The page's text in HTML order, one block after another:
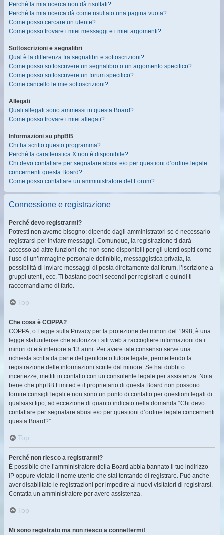
Perché la mia ricerca non dà risultati?
Perché la mia ricerca dà come risultato una pagina vuota?
Come posso cercare un utente?
Come posso trovare i miei messaggi e i miei argomenti?
Sottoscrizioni e segnalibri
Qual è la differenza fra segnalibri e sottoscrizioni?
Come posso sottoscrivere un segnalibro o un argomento specifico?
Come posso sottoscrivere un forum specifico?
Come cancello le mie sottoscrizioni?
Allegati
Quali allegati sono ammessi in questa Board?
Come posso trovare i miei allegati?
Informazioni su phpBB
Chi ha scritto questo programma?
Perché la caratteristica X non è disponibile?
Chi devo contattare per segnalare abusi e/o per questioni d’ordine legale
concernenti questa Board?
Come posso contattare un amministratore del Forum?
Connessione e registrazione
Perché devo registrarmi?
Potresti non averne bisogno: dipende dagli amministratori se è necessario
registrarsi per inviare messaggi. Comunque, la registrazione ti darà
accesso ad altre funzioni che non sono disponibili per gli utenti ospiti come
l’uso di un’immagine personale definibile, messaggistica privata, la
possibilità di inviare messaggi di posta direttamente dal forum, l’iscrizione a
gruppi utenti, ecc. Ti bastano pochi secondi per registrarti e quindi ti
raccomandiamo di farlo.
Top
Che cosa è COPPA?
COPPA, o Legge sulla Privacy per la protezione dei minori del 1998, è una
legge statunitense che autorizza i siti web a raccogliere informazioni da i
minori di età inferiore a 13 anni. Per avere tale consenso serve una
richiesta scritta da parte del genitore o tutore legale, permettendo la
registrazione delle informazioni scritte dal minore. Se hai dubbi o
incertezze, mettiti in contatto con un consulente legale per assistenza. Nota
bene che phpBB Limited e il proprietario di questa Board non possono
fornire consigli legali e non sono un punto di contatto per questioni legali di
qualsiasi tipo, ad eccezione di quanto indicato nella domanda “Chi devo
contattare per segnalare abusi e/o per questioni d’ordine legale concernenti
questa Board?”.
Top
Perché non riesco a registrarmi?
È possibile che l’amministratore della Board abbia bannato il tuo indirizzo
IP oppure vietato il nome utente che stai tentando di registrare. Può anche
aver disabilitato le registrazioni per impedire ai nuovi visitatori di registrarsi.
Contatta un amministratore per avere assistenza.
Top
Mi sono registrato ma non riesco a connettermi!